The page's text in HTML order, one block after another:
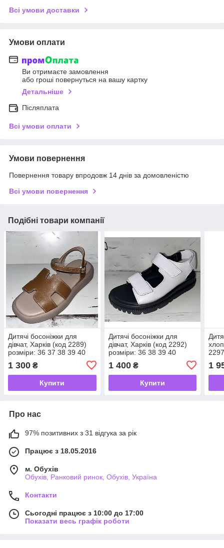
Всі умови доставки
Умови оплати
Ви отримаєте замовлення
або гроші повернуться на вашу картку
Детальніше
Післяплата
Всі умови оплати
Умови повернення
Повернення товару впродовж 14 днів за домовленістю
Всі умови повернення
Подібні товари компанії
Дитячі босоніжки для
дівчат, Харків (код 2289)
розміри: 36 37 38 39 40
1 300 ₴
Купити
Дитячі босоніжки для
дівчат, Харків (код 2292)
розміри: 36 38 39 40
1 400₴
Купити
1
Про нас
97% позитивних з 31 відгука за рік
Працює з 18.05.2016
м. Обухів
Обухів, Ранковий ринок, Обухів, Україна
Контакти
Сьогодні працює з 10:00 до 17:00
Показати весь графік роботи